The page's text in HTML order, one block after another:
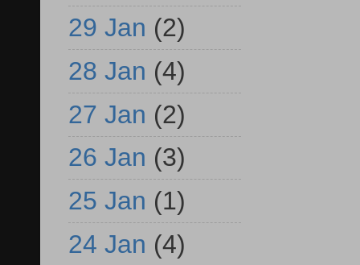
29 Jan (2)
28 Jan (4)
27 Jan (2)
26 Jan (3)
25 Jan (1)
24 Jan (4)